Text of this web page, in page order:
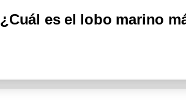
¿Cuál es el lobo marino